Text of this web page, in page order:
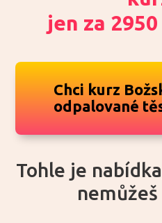
jen za
Chci kurz
odpalované
Tohle je